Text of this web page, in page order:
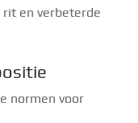
en verbeterde
normen voor